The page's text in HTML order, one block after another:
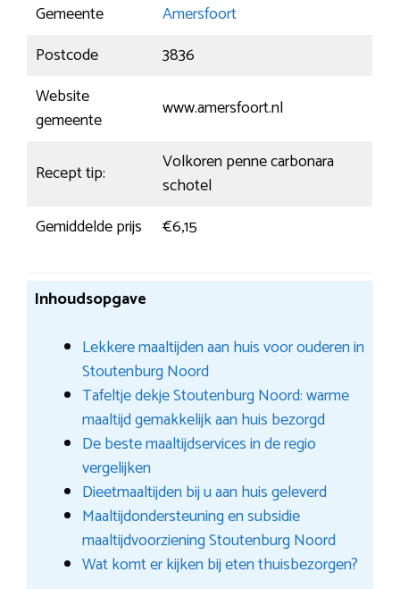
Gemeente
Amersfoort
Postcode
3836
Website
gemeente
www.amersfoort.nl
Recept tip:
Volkoren penne carbonara
schotel
Gemiddelde prijs
€6,15
Inhoudsopgave
Lekkere maaltijden aan huis voor ouderen in
Stoutenburg Noord
Tafeltje dekje Stoutenburg Noord: warme
maaltijd gemakkelijk aan huis bezorgd
De beste maaltijdservices in de regio
vergelijken
Dieetmaaltijden bij u aan huis geleverd
Maaltijdondersteuning en subsidie
maaltijdvoorziening Stoutenburg Noord
Wat komt er kijken bij eten thuisbezorgen?